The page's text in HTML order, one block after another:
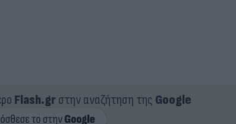
Flash.grστην αναζήτηση της Google